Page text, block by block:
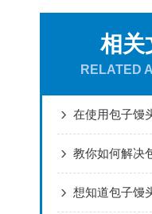
相关
RELATED